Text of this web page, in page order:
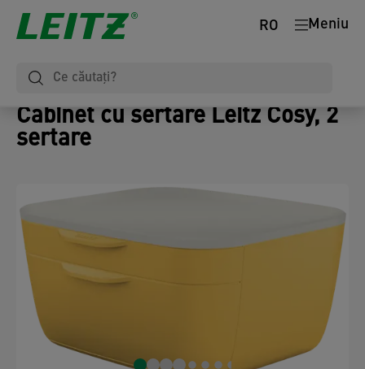
Meniu
RO
Cabinet cu sertare Leitz Cosy, 2
sertare